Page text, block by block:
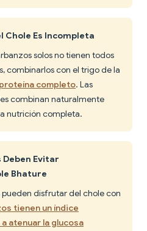
Chole Es Incompleta
solos no tienen todos
combinarlos con el trigo de la
completo. Las
combinan naturalmente
nutrición completa.
Deben Evitar
Bhature
pueden disfrutar del chole con
tienen un índice
atenuar la glucosa